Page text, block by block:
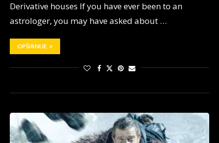
Derivative houses If you have ever been to an
astrologer, you may have asked about …
OPŠIRNIJE